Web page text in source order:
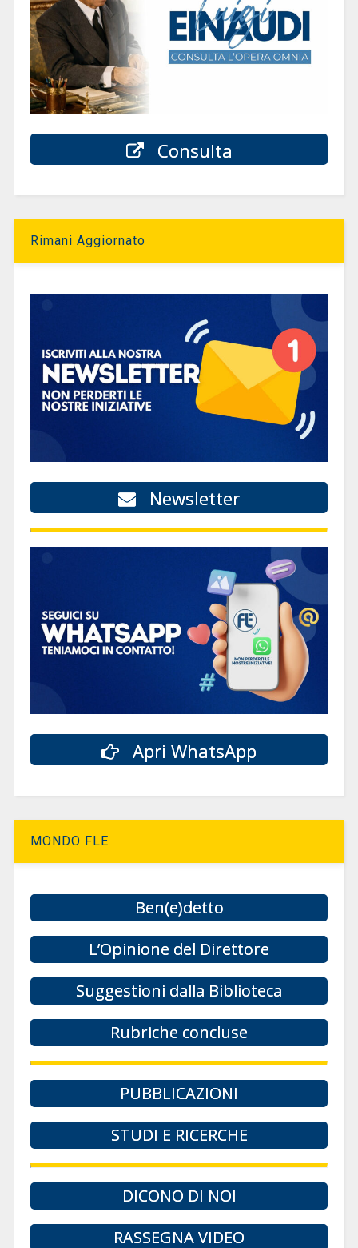
Consulta
Rimani Aggiornato
Newsletter
Apri WhatsApp
MONDO FLE
Ben(e)detto
L’Opinione del Direttore
Suggestioni dalla Biblioteca
Rubriche concluse
PUBBLICAZIONI
STUDI E RICERCHE
DICONO DI NOI
RASSEGNA VIDEO